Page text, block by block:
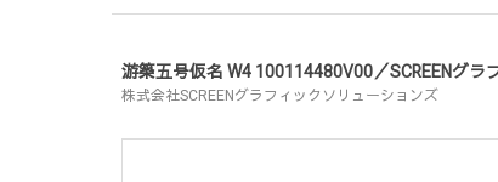
游築五号仮名 W4 100114480V00／SCREENグ
株式会社SCREENグラフィックソリューションズ